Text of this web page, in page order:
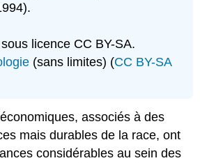
licence CC BY-SA.
(sans limites) (CC BY-SA
associés à des
mais durables de la race, ont
considérables au sein des